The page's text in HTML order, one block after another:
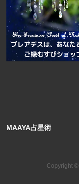
MAAYA占星術
Copyright ©